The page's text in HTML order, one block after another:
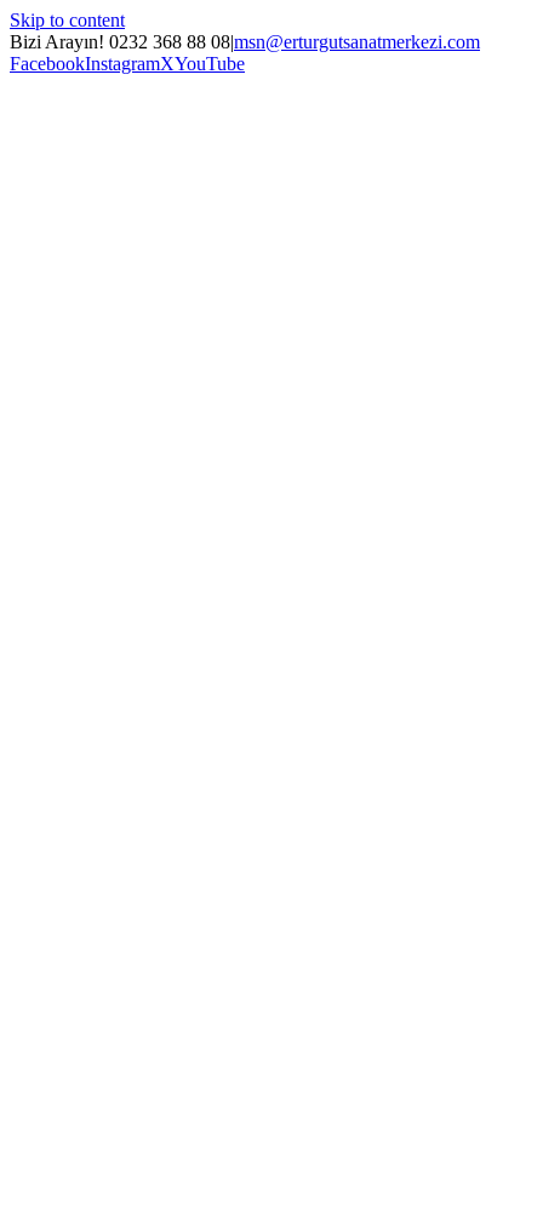
Skip to content
Bizi Arayın! 0232 368 88 08|msn@erturgutsanatmerkezi.com
FacebookInstagramXYouTube